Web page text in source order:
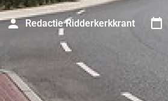
Redactie Ridderkerkkrant